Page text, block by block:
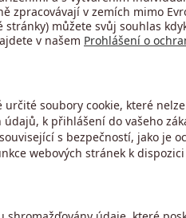
tento parametr chybí nebo je prázdná.